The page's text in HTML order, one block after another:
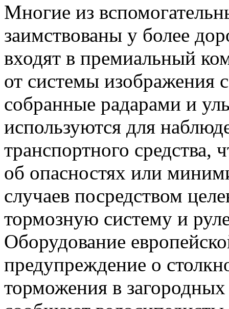
Многие из
заимствованы у более
входят в премиальный
от системы изображения
собранные радарами и
используются для
транспортного средства,
об опасностях или
случаев посредством
тормозную систему и
Оборудование
предупреждение о
торможения в